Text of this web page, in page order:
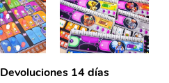
Devoluciones 14 días